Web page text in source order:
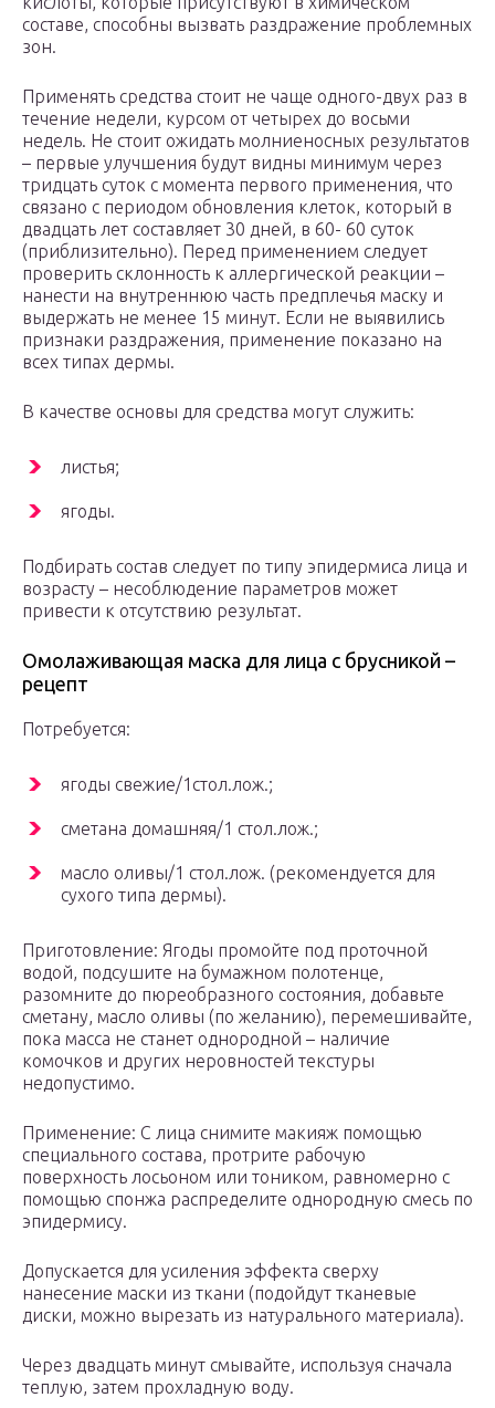
составе, способны вызвать раздражение проблемных
зон.
Применять средства стоит не чаще одного-двух раз в
течение недели, курсом от четырех до восьми
недель. Не стоит ожидать молниеносных результатов
– первые улучшения будут видны минимум через
тридцать суток с момента первого применения, что
связано с периодом обновления клеток, который в
двадцать лет составляет 30 дней, в 60- 60 суток
(приблизительно). Перед применением следует
проверить склонность к аллергической реакции –
нанести на внутреннюю часть предплечья маску и
выдержать не менее 15 минут. Если не выявились
признаки раздражения, применение показано на
всех типах дермы.
В качестве основы для средства могут служить:
листья;
ягоды.
Подбирать состав следует по типу эпидермиса лица и
возрасту – несоблюдение параметров может
привести к отсутствию результат.
Омолаживающая маска для лица с брусникой –
рецепт
Потребуется:
ягоды свежие/1стол.лож.;
сметана домашняя/1 стол.лож.;
масло оливы/1 стол.лож. (рекомендуется для
сухого типа дермы).
Приготовление: Ягоды промойте под проточной
водой, подсушите на бумажном полотенце,
разомните до пюреобразного состояния, добавьте
сметану, масло оливы (по желанию), перемешивайте,
пока масса не станет однородной – наличие
комочков и других неровностей текстуры
недопустимо.
Применение: С лица снимите макияж помощью
специального состава, протрите рабочую
поверхность лосьоном или тоником, равномерно с
помощью спонжа распределите однородную смесь по
эпидермису.
Допускается для усиления эффекта сверху
нанесение маски из ткани (подойдут тканевые
диски, можно вырезать из натурального материала).
Через двадцать минут смывайте, используя сначала
теплую, затем прохладную воду.